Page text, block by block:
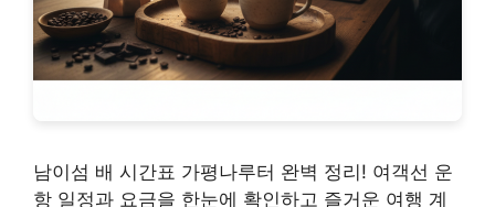
남이섬 배 시간표 가평나루터 완벽 정리! 여객선 운
항 일정과 요금을 한눈에 확인하고 즐거운 여행 계